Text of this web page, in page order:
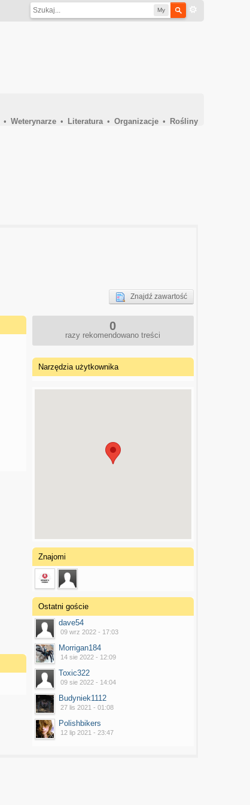
My
• Weterynarze • Literatura • Organizacje •
Rośliny
Znajdź zawartość
0
razy rekomendowano treści
Narzędzia użytkownika
Znajomi
Ostatni goście
dave54
09 wrz 2022 - 17:03
Morrigan184
14 sie 2022 - 12:09
Toxic322
09 sie 2022 - 14:04
Budyniek1112
27 lis 2021 - 01:08
Polishbikers
12 lip 2021 - 23:47